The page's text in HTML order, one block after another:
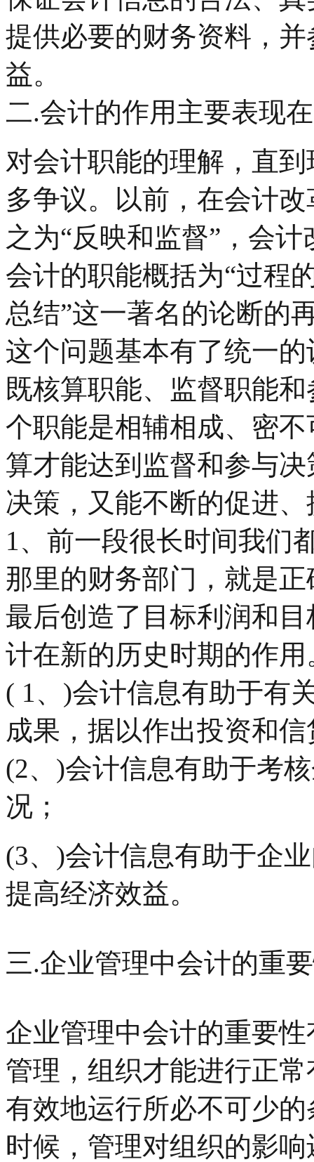
提供必要的财务资料，
益。
二.会计的作用主要表现
对会计职能的理解，直
多争议。以前，在会计
之为“反映和监督”，会
会计的职能概括为“过程
总结”这一著名的论断的
这个问题基本有了统一
既核算职能、监督职能
个职能是相辅相成、密
算才能达到监督和参与
决策，又能不断的促进
1、前一段很长时间我们
那里的财务部门，就是
最后创造了目标利润和
计在新的历史时期的作用
( 1、)会计信息有助于有
成果，据以作出投资和
(2、)会计信息有助于考
况；
(3、)会计信息有助于企
提高经济效益。
三.企业管理中会计的重
企业管理中会计的重要
管理，组织才能进行正
有效地运行所必不可少
时候，管理对组织的影